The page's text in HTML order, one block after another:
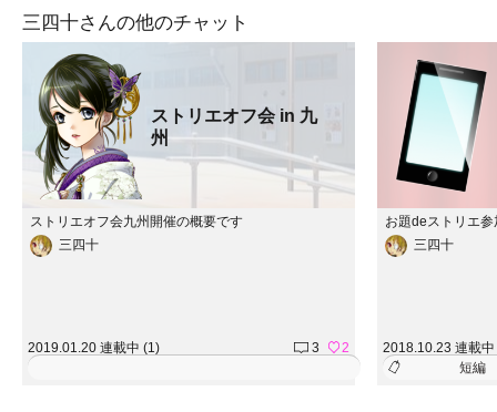
三四十さんの他のチャット
ストリエオフ会 in 九
州
ストリエオフ会九州開催の概要です
三四十
2019.01.20 連載中 (1) 3 2
お題deストリエ
三四十
2018.10.23 連載
短編